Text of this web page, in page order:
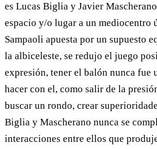
es Lucas Biglia y Javier
espacio y/o lugar a un mediocentro
Sampaoli apuesta por un supuesto
la albiceleste, se redujo el juego
expresión, tener el balón nunca fue
hacer con el, como salir de la
buscar un rondo, crear
Biglia y Mascherano nunca se
interacciones entre ellos que